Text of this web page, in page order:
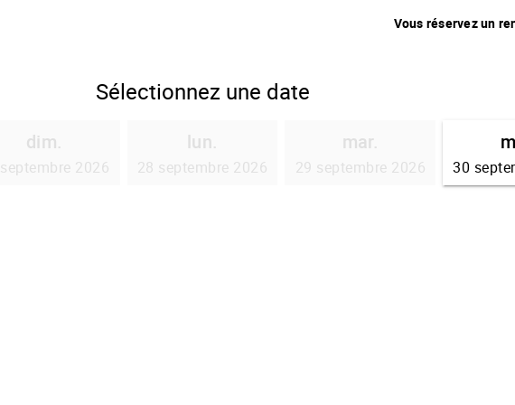
Vous réservez un
Sélectionnez une date
dim.
2026
lun.
28 septembre 2026
mar.
29 septembre 2026 30